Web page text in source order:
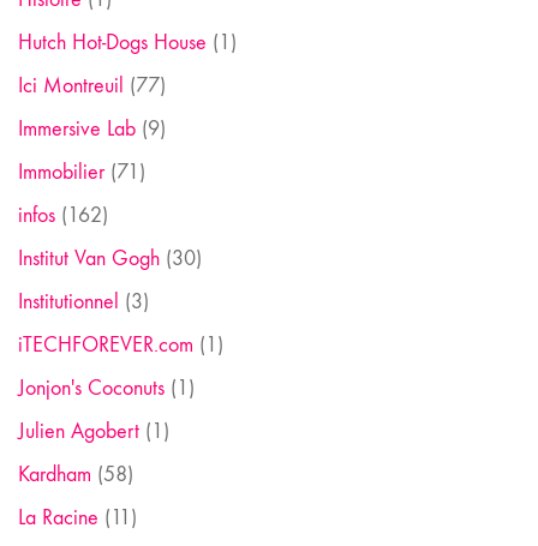
Hutch Hot-Dogs House (1)
Ici Montreuil (77)
Immersive Lab (9)
Immobilier(71)
infos (162)
Institut Van Gogh (30)
Institutionnel (3)
iTECHFOREVER.com (1)
Jonjon's Coconuts (1)
Julien Agobert (1)
Kardham (58)
La Racine (11)